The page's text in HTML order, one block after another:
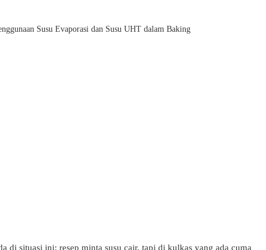
Susu Evaporasi dan Susu UHT dalam Baking
di situasi ini: resep minta susu cair, tapi di kulkas yang ada cuma